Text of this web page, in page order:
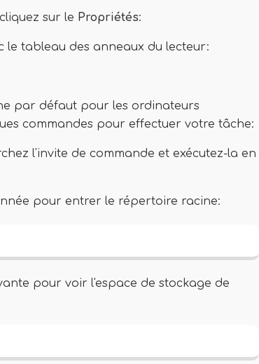
sur le Propriétés:
le tableau des anneaux du lecteur:
par défaut pour les ordinateurs
commandes pour effectuer votre tâche:
l'invite de commande et exécutez-la en
pour entrer le répertoire racine:
pour voir l'espace de stockage de